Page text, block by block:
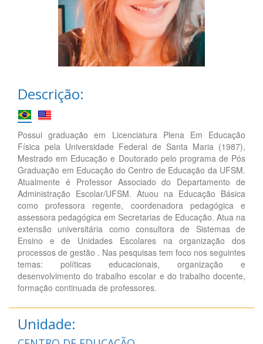
Descrição:
Possui graduação em Licenciatura Plena Em Educação
Física pela Universidade Federal de Santa Maria (1987),
Mestrado em Educação e Doutorado pelo programa de Pós
Graduação em Educação do Centro de Educação da UFSM.
Atualmente é Professor Associado do Departamento de
Administração Escolar/UFSM. Atuou na Educação Básica
como professora regente, coordenadora pedagógica e
assessora pedagógica em Secretarias de Educação. Atua na
extensão universitária como consultora de Sistemas de
Ensino e de Unidades Escolares na organização dos
processos de gestão . Nas pesquisas tem foco nos seguintes
temas: políticas educacionais, organização e
desenvolvimento do trabalho escolar e do trabalho docente,
formação continuada de professores.
Unidade: